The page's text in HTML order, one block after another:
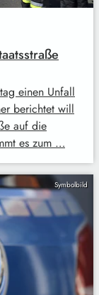
einen Unfall
berichtet will
auf die
es zum …
Symbolbild